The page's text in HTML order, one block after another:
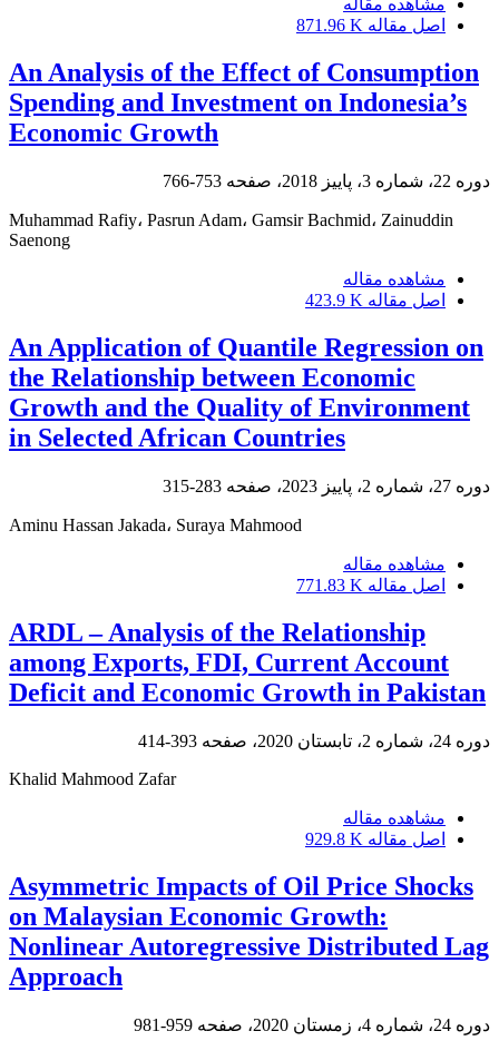
مشاهده مقاله
اصل مقاله 871.96 K
An Analysis of the Effect of Consumption
Spending and Investment on Indonesia’s
Economic Growth
دوره 22، شماره 3، پاییز 2018، صفحه 753-766
Muhammad Rafiy، Pasrun Adam، Gamsir Bachmid، Zainuddin
Saenong
مشاهده مقاله
اصل مقاله 423.9 K
An Application of Quantile Regression on
the Relationship between Economic
Growth and the Quality of Environment
in Selected African Countries
دوره 27، شماره 2، پاییز 2023، صفحه 283-315
Aminu Hassan Jakada، Suraya Mahmood
مشاهده مقاله
اصل مقاله 771.83 K
ARDL – Analysis of the Relationship
among Exports, FDI, Current Account
Deficit and Economic Growth in Pakistan
دوره 24، شماره 2، تابستان 2020، صفحه
393-414
Khalid Mahmood Zafar
مشاهده مقاله
اصل مقاله 929.8 K
Asymmetric Impacts of Oil Price Shocks
on Malaysian Economic Growth:
Nonlinear Autoregressive Distributed Lag
Approach
دوره 24، شماره 4، زمستان 2020، صفحه 959-981